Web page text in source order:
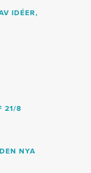
IDÉER,
21/8
NYA